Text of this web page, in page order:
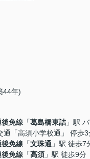
44年)
後免線 「葛島橋東詰 」駅
通「高須小学校通」 停歩3
後免線 「文珠通 」駅 徒歩7
後免線 「高須 」駅 徒歩9分